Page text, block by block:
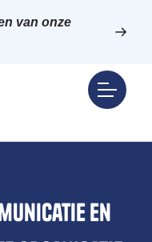
van onze
en